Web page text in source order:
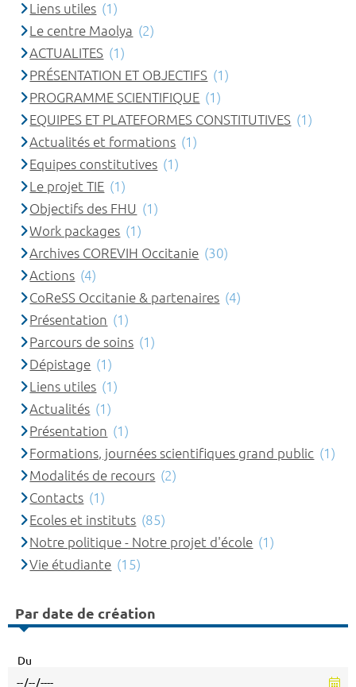
Liens utiles (1)
Le centre Maolya (2)
ACTUALITES (1)
PRÉSENTATION ET OBJECTIFS (1)
PROGRAMME SCIENTIFIQUE (1)
EQUIPES ET PLATEFORMES CONSTITUTIVES (1)
Actualités et formations (1)
Equipes constitutives (1)
Le projet TIE (1)
Objectifs des FHU (1)
Work packages (1)
Archives COREVIH Occitanie (30)
Actions (4)
CoReSS Occitanie & partenaires (4)
Présentation (1)
Parcours de soins (1)
Dépistage (1)
Liens utiles (1)
Actualités (1)
Présentation (1)
Formations, journées scientifiques grand public (1)
Modalités de recours (2)
Contacts (1)
Ecoles et instituts (85)
Notre politique - Notre projet d'école (1)
Vie étudiante (15)
Par date de création
Du